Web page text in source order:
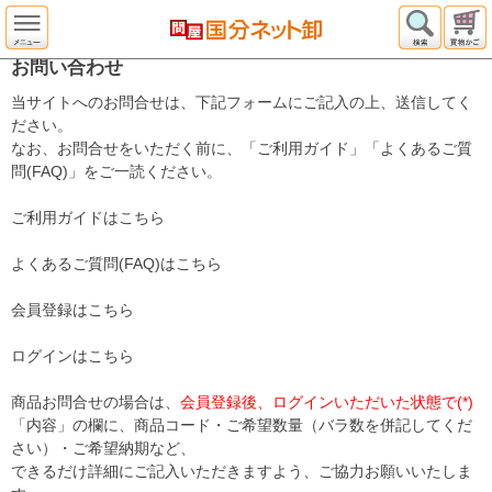
お問い合わせ
当サイトへのお問合せは、下記フォームにご記入の上、送信してく
ださい。
なお、お問合せをいただく前に、「ご利用ガイド」「よくあるご質
問(FAQ)」をご一読ください。
ご利用ガイドはこちら
よくあるご質問(FAQ)はこちら
会員登録はこちら
ログインはこちら
商品お問合せの場合は、 会員登録後、ログインいただいた状態で(*)
「内容」の欄に、商品コード・ご希望数量（バラ数を併記してくだ
さい）・ご希望納期など、
できるだけ詳細にご記入いただきますよう、ご協力お願いいたしま